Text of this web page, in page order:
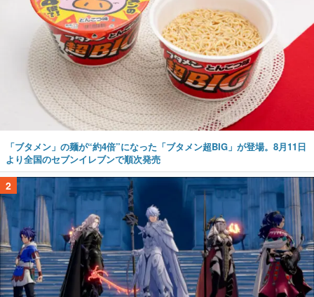
「ブタメン」の麺が“約4倍”になった「ブタメン超BIG」が登場。8月11日
より全国のセブンイレブンで順次発売
2